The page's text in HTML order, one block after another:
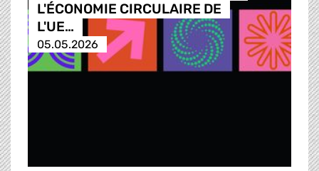
L'ÉCONOMIE CIRCULAIRE DE
L'UE…
05.05.2026